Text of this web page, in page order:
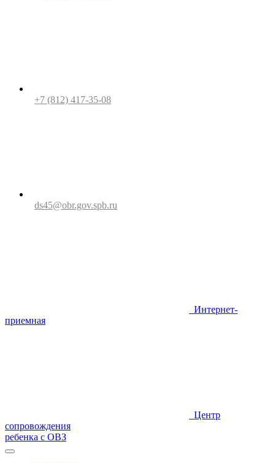
+7 (812) 417-35-08
ds45@obr.gov.spb.ru
Интернет-
приемная
Центр
сопровождения
ребенка с ОВЗ